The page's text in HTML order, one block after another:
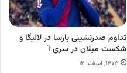
تداوم صدرنشینی بارسا در لالیگا و
شکست میلان در سری آ
۱۴۰۳, اسفند ۱۲